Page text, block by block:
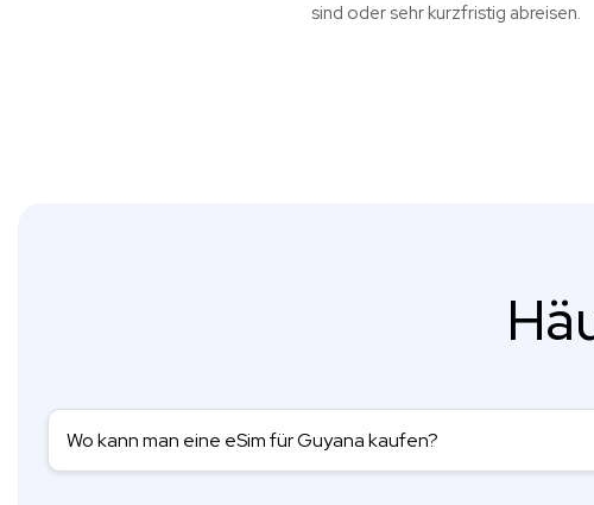
sind oder sehr kurzfristig abreisen.
Wo kann man eine eSim für Guyana kaufen?